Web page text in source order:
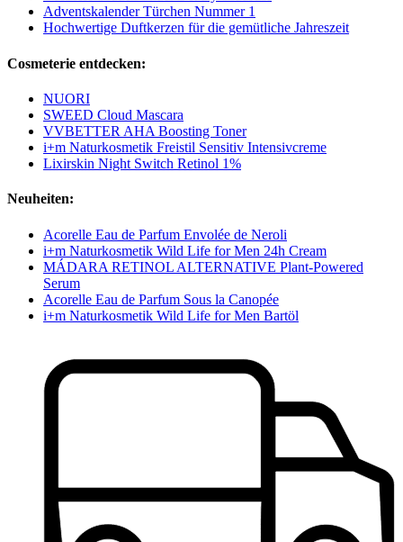
Adventskalender Türchen Nummer 1
Hochwertige Duftkerzen für die gemütliche Jahreszeit
Cosmeterie entdecken:
NUORI
SWEED Cloud Mascara
VVBETTER AHA Boosting Toner
i+m Naturkosmetik Freistil Sensitiv Intensivcreme
Lixirskin Night Switch Retinol 1%
Neuheiten:
Acorelle Eau de Parfum Envolée de Neroli
i+m Naturkosmetik Wild Life for Men 24h Cream
MÁDARA RETINOL ALTERNATIVE Plant-Powered
Serum
Acorelle Eau de Parfum Sous la Canopée
i+m Naturkosmetik Wild Life for Men Bartöl